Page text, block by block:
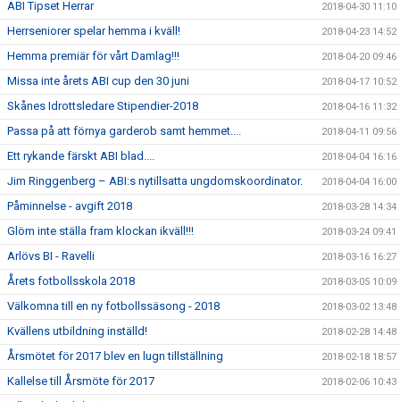
ABI Tipset Herrar 2018-04-30 11:10
Herrseniorer spelar hemma i kväll! 2018-04-23 14:52
Hemma premiär för vårt Damlag!!! 2018-04-20 09:46
Missa inte årets ABI cup den 30 juni 2018-04-17 10:52
Skånes Idrottsledare Stipendier-2018 2018-04-16 11:32
Passa på att förnya garderob samt hemmet.... 2018-04-11 09:56
Ett rykande färskt ABI blad.... 2018-04-04 16:16
Jim Ringgenberg – ABI:s nytillsatta ungdomskoordinator. 2018-04-04 16:00
Påminnelse - avgift 2018 2018-03-28 14:34
Glöm inte ställa fram klockan ikväll!!! 2018-03-24 09:41
Arlövs BI - Ravelli 2018-03-16 16:27
Årets fotbollsskola 2018 2018-03-05 10:09
Välkomna till en ny fotbollssäsong - 2018 2018-03-02 13:48
Kvällens utbildning inställd! 2018-02-28 14:48
Årsmötet för 2017 blev en lugn tillställning 2018-02-18 18:57
Kallelse till Årsmöte för 2017 2018-02-06 10:43